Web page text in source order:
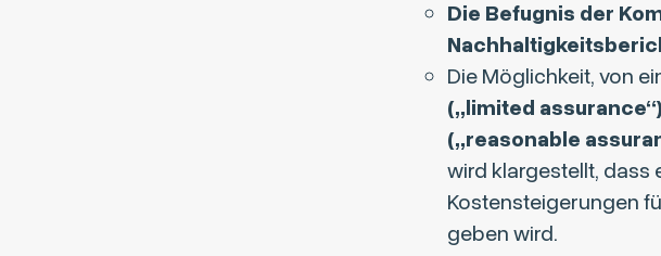
Die Befugnis der
Die Möglichkeit, von
(„limited
(„reasonable
wird klargestellt, dass
Kostensteigerungen
geben wird.